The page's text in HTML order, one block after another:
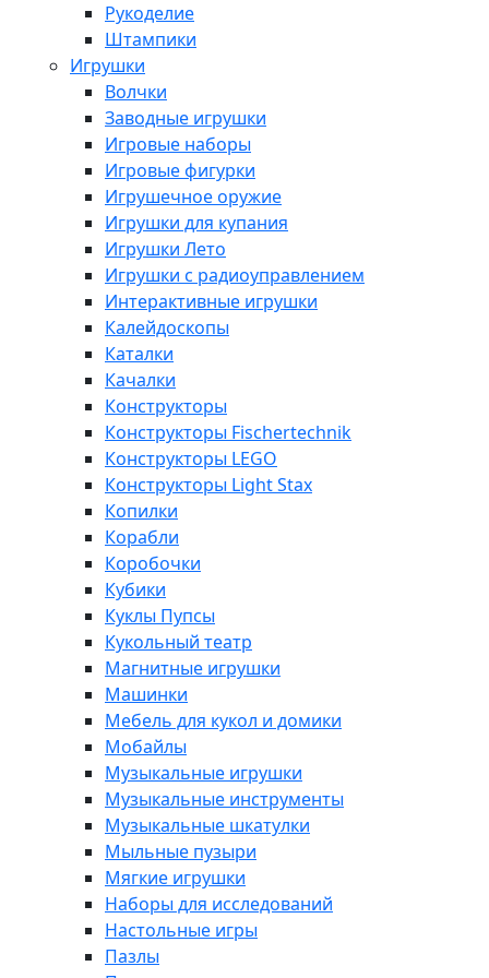
Рукоделие
Штампики
Игрушки
Волчки
Заводные игрушки
Игровые наборы
Игровые фигурки
Игрушечное оружие
Игрушки для купания
Игрушки Лето
Игрушки с радиоуправлением
Интерактивные игрушки
Калейдоскопы
Каталки
Качалки
Конструкторы
Конструкторы Fisсhertechnik
Конструкторы LEGO
Конструкторы Light Stax
Копилки
Корабли
Коробочки
Кубики
Куклы Пупсы
Кукольный театр
Магнитные игрушки
Машинки
Мебель для кукол и домики
Мобайлы
Музыкальные игрушки
Музыкальные инструменты
Музыкальные шкатулки
Мыльные пузыри
Мягкие игрушки
Наборы для исследований
Настольные игры
Пазлы